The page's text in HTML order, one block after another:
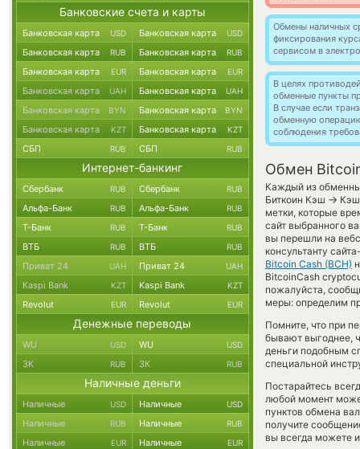
Обмены наличных
фиксирования
сервисом в
В целях
обменные пункты
В случае если
обменную
соблюдения
Обмен
Каждый из
Биткоин Кэш → Кэш
метки, которые
сайт выбранного
вы перешли на
консультанту
Bitcoin Cash (BCH)
BitcoinCash
пожалуйста,
меры: определим
Помните, что при
бывают выгоднее,
деньги подобным
специальной
Постарайтесь
любой момент
пунктов обмена
получите
вы всегда можете
Банковские счета и карты
Банковская карта USD Банковская карта USD
Банковская карта RUB Банковская карта RUB
Банковская карта EUR Банковская карта EUR
Банковская карта UAH Банковская карта UAH
Банковская карта BYN Банковская карта BYN
Банковская карта KZT Банковская карта KZT
СБП RUB СБП RUB
Интернет-банкинг
Сбербанк RUB Сбербанк RUB
Альфа-Банк RUB Альфа-Банк RUB
Т-Банк RUB Т-Банк RUB
ВТБ RUB ВТБ RUB
Приват 24 UAH Приват 24 UAH
Kaspi Bank KZT Kaspi Bank KZT
Revolut EUR Revolut EUR
Денежные переводы
WU USD WU USD
ЗК RUB ЗК RUB
Наличные деньги
Наличные USD Наличные USD
Наличные RUB Наличные RUB
Наличные EUR Наличные EUR